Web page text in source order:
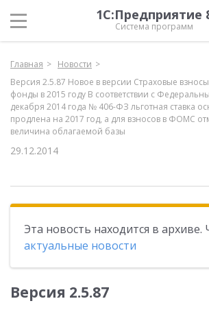
1С:Предприятие
Система программ
Главная
Новости
Версия 2.5.87 Новое в версии Страховые
фонды в 2015 году В соответствии с
декабря 2014 года № 406-ФЗ льготная ставка
продлена на 2017 год, а для взносов в ФОМС
величина облагаемой базы
29.12.2014
Эта новость находится в архиве.
актуальные новости
Версия 2.5.87